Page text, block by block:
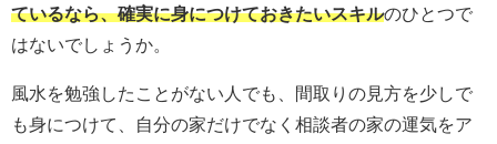
ているなら、確実に身につけておきたいスキルのひとつで
はないでしょうか。
風水を勉強したことがない人でも、間取りの見方を少しで
も身につけて、自分の家だけでなく相談者の家の運気をア